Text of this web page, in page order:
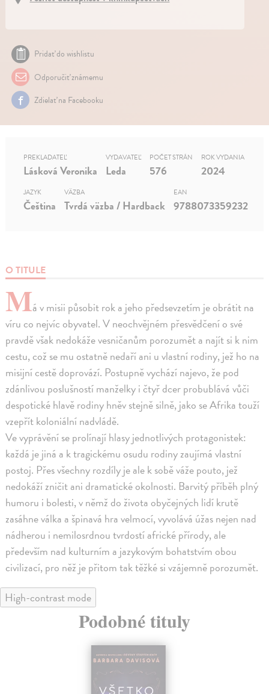
Pridať do wishlistu
Odporučiť známemu
Zdielať na Facebooku
O TITULE
Má v misii působit rok a jeho předsevzetím je obrátit na
víru co nejvíc obyvatel. V neochvějném přesvědčení o své
pravdě však nedokáže vesničanům porozumět a najít si k nim
cestu, což se mu ostatně nedaří ani u vlastní rodiny, jež ho na
misijní cestě doprovází. Postupně vychází najevo, že pod
zdánlivou poslušností manželky i čtyř dcer probublává vůči
despotické hlavě rodiny hněv stejně silně, jako se Afrika touží
vzepřít koloniální nadvládě.
Ve vyprávění se prolínají hlasy jednotlivých protagonistek:
každá je jiná a k tragickému osudu rodiny zaujímá vlastní
postoj. Přes všechny rozdíly je ale k sobě váže pouto, jež
nedokáží zničit ani dramatické okolnosti. Barvitý příběh plný
humoru i bolesti, v němž do života obyčejných lidí krutě
zasáhne válka a špinavá hra velmocí, vyvolává úžas nejen nad
nádherou i nemilosrdnou tvrdostí africké přírody, ale
především nad kulturním a jazykovým bohatstvím obou
civilizací, pro něž je přitom tak těžké si vzájemně porozumět.
PREKLADATEĽ
Lásková Veronika
VYDAVATEĽ
Leda
POČET STRÁN
576
ROK VYDANIA
2024
JAZYK
Čeština
VÄZBA
Tvrdá väzba / Hardback
EAN
9788073359232
High-contrast mode
Podobné tituly